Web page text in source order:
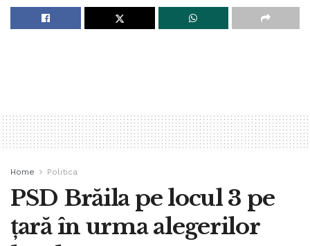
Home Politica
PSD Brăila pe locul 3 pe
țară în urma alegerilor